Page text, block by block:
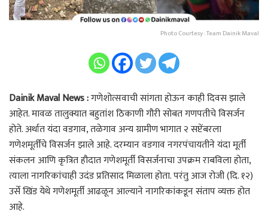
Photo Courtesy : Team Dainik Maval
Dainik Maval News :गणेशोत्सवाची सांगता होऊन काही दिवस झाले
आहेत. मावळ तालुक्यात बहुतांश ठिकाणी गौरी सोबत गणपतीचे विसर्जन
होते. अर्थात यंदा वडगाव, तळेगाव अन्य ग्रामीण भागात २ सप्टेंबरला
गणेशमूर्तींचे विसर्जन झाले आहे. दरम्यान वडगाव नगरपंचायतीने यंदा मूर्ती
संकलन आणि कृत्रित हौदात गणेशमूर्ती विसर्जनाचा उपक्रम राबविला होता,
त्याला नागरिकांचाही उदंड प्रतिसाद मिळाला होता. परंतु आज रोजी (दि. १२)
उर्से खिंड येथे गणेशमूर्ती आढळून आल्याने नागरिकांकडून संताप व्यक्त होत
आहे.